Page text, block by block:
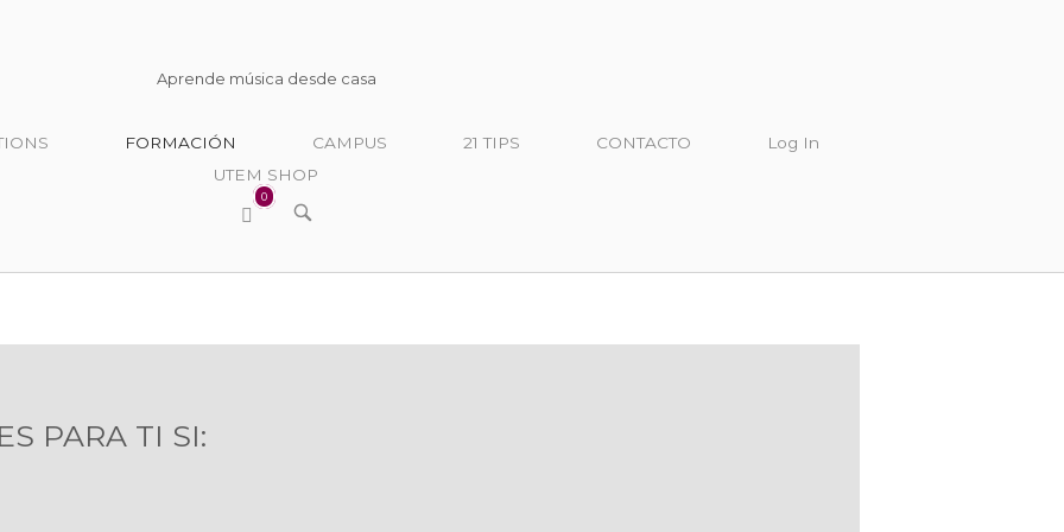
Aprende música desde casa
FORMACIÓN CAMPUS 21 TIPS CONTACTO
Log In
UTEM SHOP
Ver
0
ABRIR
PARA TI SI: